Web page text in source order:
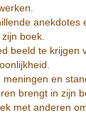
anekdotes
boek.
beeld te krijgen
meningen en
brengt in zijn
met anderen